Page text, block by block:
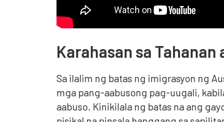
Karahasan sa Tahanan
Sa ilalim ng batas ng imigrasyon ng
mga pang-aabusong pag-uugali,
aabuso. Kinikilala ng batas na ang